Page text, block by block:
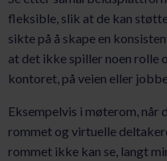
fleksible, slik at de kan
sikte på å skape en
at det ikke spiller noen rolle
kontoret, på veien eller
Eksempelvis i møterom, når
rommet og virtuelle
rommet ikke kan se, langt